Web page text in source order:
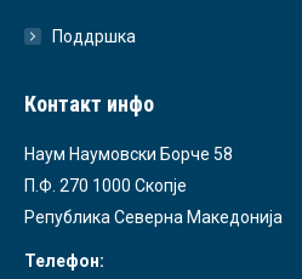
Поддршка
Контакт инфо
Наум Наумовски Борче 58
П.Ф. 270 1000 Скопје
Република Северна Македонија
Телефон: